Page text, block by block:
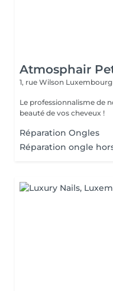
Atmosphair
1, rue Wilson Luxembourg
Le professionnalisme de
beauté de vos cheveux !
Réparation Ongles
Réparation ongle